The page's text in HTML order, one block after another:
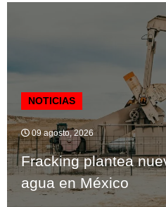
NOTICIAS
09 agosto, 2026
Fracking plantea
agua en México